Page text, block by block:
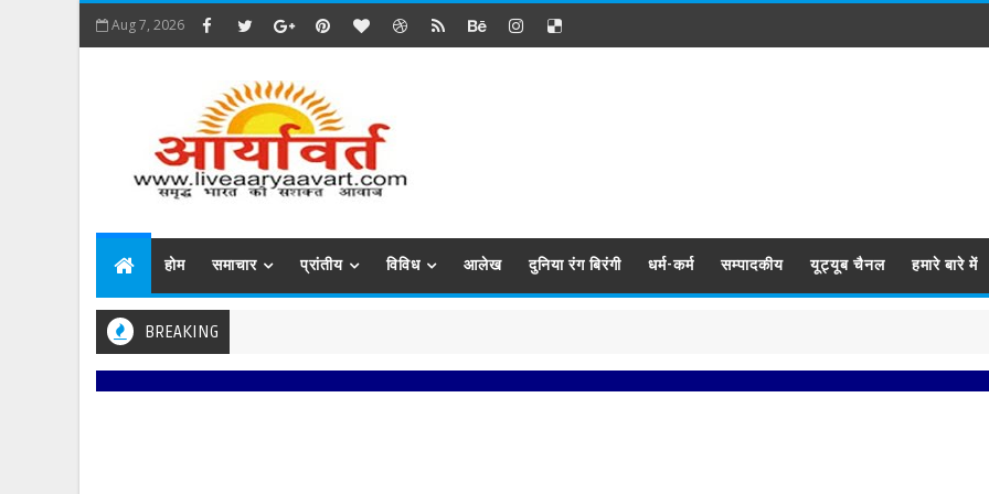
Aug 7, 2026
होम समाचार प्रांतीय विविध आलेख दुनिया रंग बिरंगी धर्म-कर्म सम्पादकीय यूट्यूब चैनल हमारे बारे में
BREAKING